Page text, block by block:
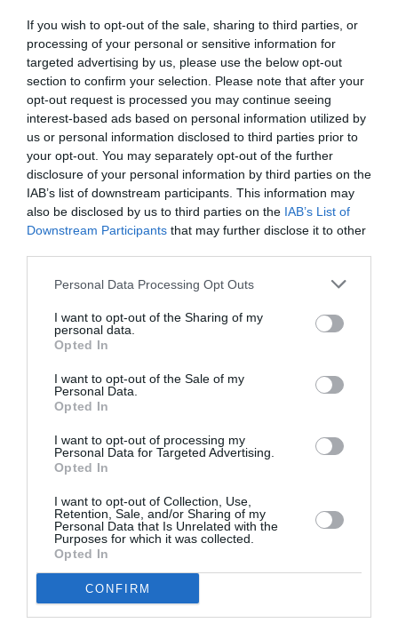
If you wish to opt-out of the sale, sharing to third parties, or
processing of your personal or sensitive information for
targeted advertising by us, please use the below opt-out
section to confirm your selection. Please note that after your
opt-out request is processed you may continue seeing
interest-based ads based on personal information utilized by
us or personal information disclosed to third parties prior to
your opt-out. You may separately opt-out of the further
disclosure of your personal information by third parties on the
IAB’s list of downstream participants. This information may
also be disclosed by us to third parties on the IAB’s List of
Downstream Participants that may further disclose it to other
Personal Data Processing Opt Outs
I want to opt-out of the Sharing of my
personal data.
Opted In
I want to opt-out of the Sale of my
Personal Data.
Opted In
I want to opt-out of processing my
Personal Data for Targeted Advertising.
Opted In
I want to opt-out of Collection, Use,
Retention, Sale, and/or Sharing of my
Personal Data that Is Unrelated with the
Purposes for which it was collected.
Opted In
CONFIRM
NDP
Στην πρεμιέρα της παράστασης βρέθηκε πλήθος
κόσμου. Ανάμεσά τους και η Μαρία
Τζομπανάκη, η οποία φωτογραφήθηκε τόσο με
την Ηλιάνα Μαυρομάτη και τη μητέρα της,
Λίλα Καφαντάρη, όσο και με την Άντζελα
Γκερέκου, που βρέθηκε στο θέατρο με την κόρη